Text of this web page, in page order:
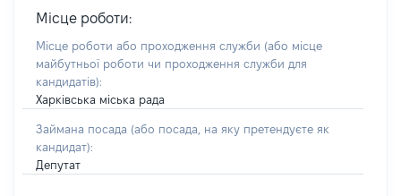
Місце роботи:
Місце роботи або проходження служби (або місце
майбутньої роботи чи проходження служби для
кандидатів):
Харківська міська рада
Займана посада (або посада, на яку претендуєте як
кандидат):
Депутат